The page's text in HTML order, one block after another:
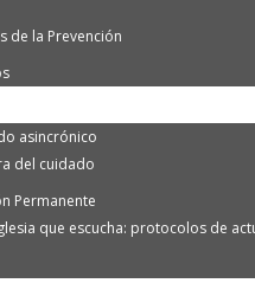
de la Prevención
asincrónico
del cuidado
Permanente
que escucha: protocolos de